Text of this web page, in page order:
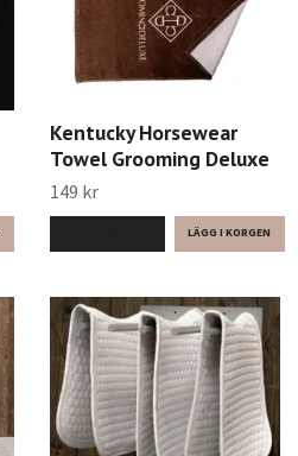
Kentucky Horsewear
Towel Grooming Deluxe
149 kr